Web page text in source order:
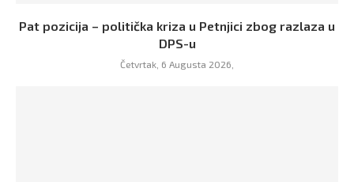
Pat pozicija – politička kriza u Petnjici zbog razlaza u
DPS-u
Četvrtak, 6 Augusta 2026,